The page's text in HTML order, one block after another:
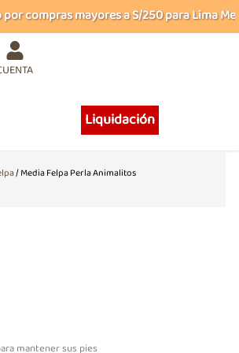
compras mayores a S/250 para Lima
Liquidación
/ Media Felpa Perla Animalitos
mantener sus pies